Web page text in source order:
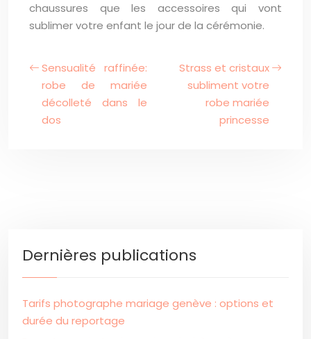
chaussures que les accessoires qui vont
sublimer votre enfant le jour de la cérémonie.
Sensualité raffinée:
robe de mariée
décolleté dans le
dos
Strass et cristaux
subliment votre
robe mariée
princesse
Dernières publications
Tarifs photographe mariage genève : options et
durée du reportage